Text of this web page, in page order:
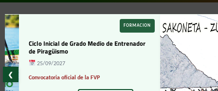
❮
Inicial de Grado Medio de Entrenador
Piragüismo
25/09/2027
oficial de la FVP